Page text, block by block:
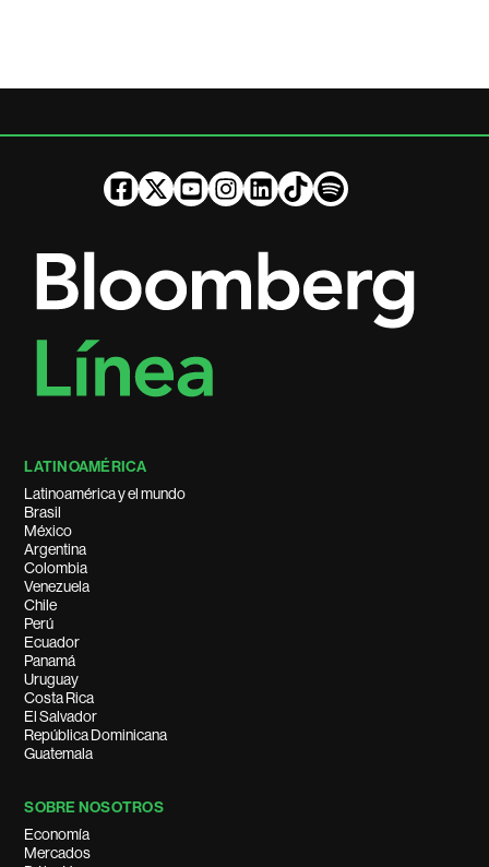
LATINOAMÉRICA
Latinoamérica y el mundo
Brasil
México
Argentina
Colombia
Venezuela
Chile
Perú
Ecuador
Panamá
Uruguay
Costa Rica
El Salvador
República Dominicana
Guatemala
SOBRE NOSOTROS
Economía
Mercados